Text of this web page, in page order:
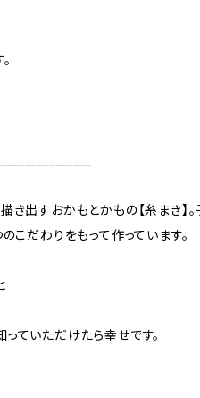
出すおかもとかもの【糸まき】
こだわりをもって作っています。
ていただけたら幸せです。